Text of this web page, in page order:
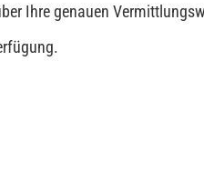
Ihre genauen